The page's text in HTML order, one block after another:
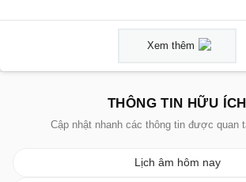
Xem thêm
THÔNG TIN HỮU ÍCH
Cập nhật nhanh các thông tin được quan
Lịch âm hôm nay